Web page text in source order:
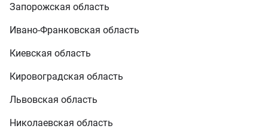
Запорожская область
Ивано-Франковская область
Киевская область
Кировоградская область
Львовская область
Николаевская область